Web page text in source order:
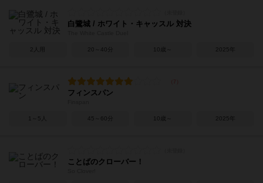
白鷺城 / ホワイト・キャッスル 対決
2人用 20～40分 10歳～ 2025年
フィンスパン
1～5人 45～60分 10歳～ 2025年
ことばのクローバー！